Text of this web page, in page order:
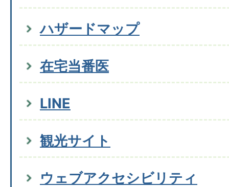
ハザードマップ
在宅当番医
LINE
観光サイト
ウェブアクセシビリティ